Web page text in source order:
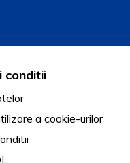
conditii
a cookie-urilor